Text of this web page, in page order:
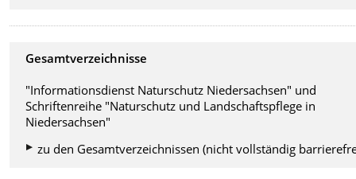
Gesamtverzeichnisse
"Informationsdienst Naturschutz Niedersachsen" und
Schriftenreihe "Naturschutz und Landschaftspflege in
Niedersachsen"
zu den Gesamtverzeichnissen (nicht vollständig